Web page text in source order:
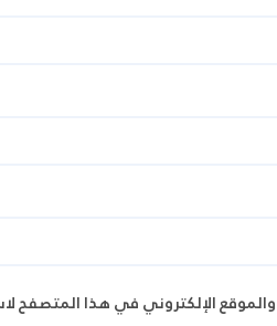
الإلكتروني في هذا المتصفح